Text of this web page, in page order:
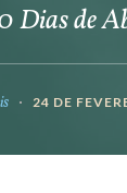
Dias de
24 DE